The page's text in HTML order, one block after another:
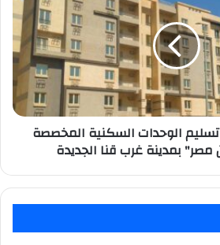
تسليم الوحدات السكنية المخصصة
بمدينة غرب قنا الجديدة